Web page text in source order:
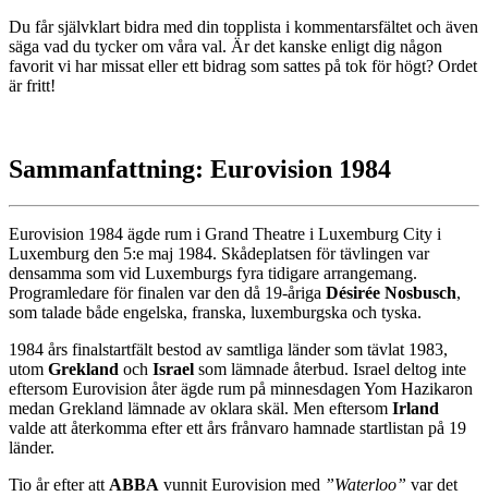
Du får självklart bidra med din topplista i kommentarsfältet och även
säga vad du tycker om våra val. Är det kanske enligt dig någon
favorit vi har missat eller ett bidrag som sattes på tok för högt? Ordet
är fritt!
Sammanfattning: Eurovision 1984
Eurovision 1984 ägde rum i Grand Theatre i Luxemburg City i
Luxemburg den 5:e maj 1984. Skådeplatsen för tävlingen var
densamma som vid Luxemburgs fyra tidigare arrangemang.
Programledare för finalen var den då 19-åriga Désirée Nosbusch,
som talade både engelska, franska, luxemburgska och tyska.
1984 års finalstartfält bestod av samtliga länder som tävlat 1983,
utom Grekland och Israel som lämnade återbud. Israel deltog inte
eftersom Eurovision åter ägde rum på minnesdagen Yom Hazikaron
medan Grekland lämnade av oklara skäl. Men eftersom Irland
valde att återkomma efter ett års frånvaro hamnade startlistan på 19
länder.
Tio år efter attABBA vunnit Eurovision med ”Waterloo” var det